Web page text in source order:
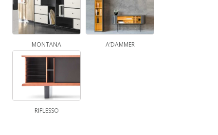
MONTANA A’DAMMER
RIFLESSO